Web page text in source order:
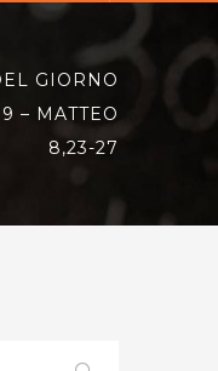
GIORNO
– MATTEO
8,23-27